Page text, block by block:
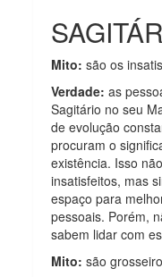
Mito: são os
Verdade: as
Sagitário no seu
de evolução
procuram o
existência. Isso
insatisfeitos, mas
espaço para
pessoais. Porém,
sabem lidar com
Mito: são